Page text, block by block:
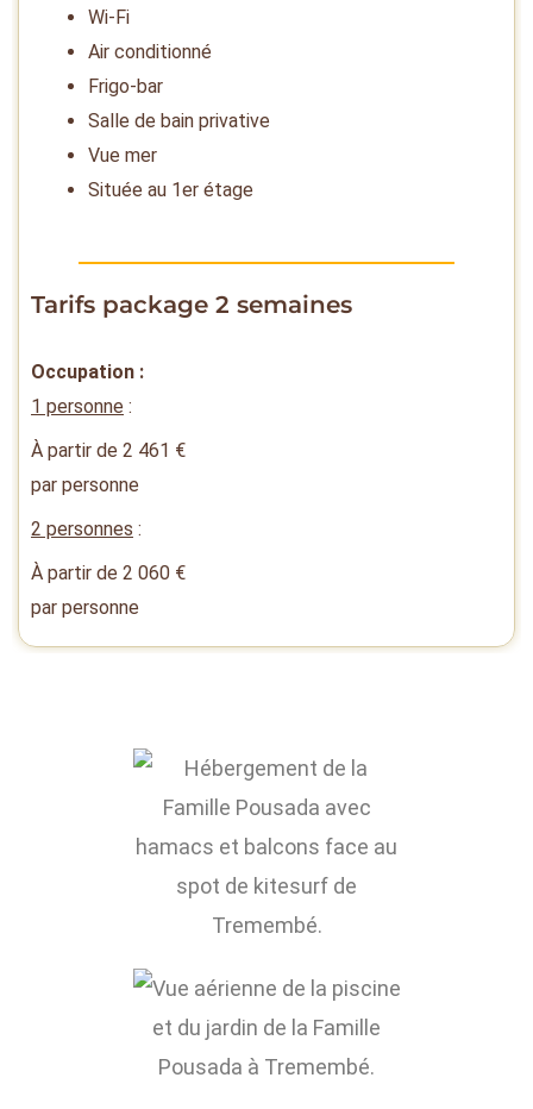
Wi-Fi
Air conditionné
Frigo-bar
Salle de bain privative
Vue mer
Située au 1er étage
Tarifs package 2 semaines
Occupation :
1 personne :
À partir de 2 461 €
par personne
2 personnes :
À partir de 2 060 €
par personne